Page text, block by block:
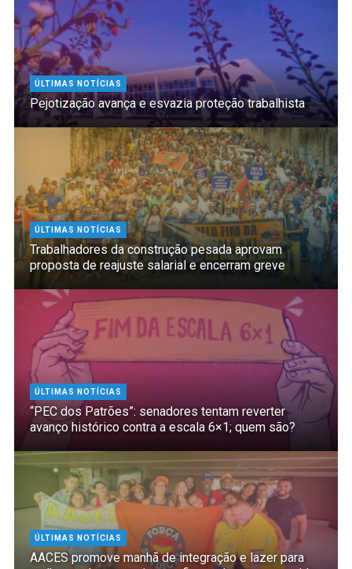
ÚLTIMAS NOTÍCIAS
Pejotização avança e esvazia proteção trabalhista
ÚLTIMAS NOTÍCIAS
Trabalhadores da construção pesada aprovam
proposta de reajuste salarial e encerram greve
ÚLTIMAS NOTÍCIAS
“PEC dos Patrões”: senadores tentam reverter
avanço histórico contra a escala 6×1; quem são?
ÚLTIMAS NOTÍCIAS
AACES promove manhã de integração e lazer para